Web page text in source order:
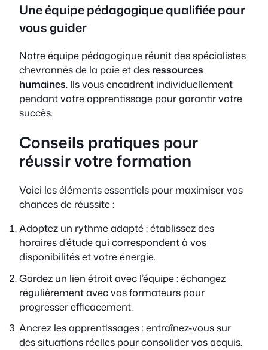
Une équipe pédagogique qualifiée pour
vous guider
Notre équipe pédagogique réunit des spécialistes
chevronnés de la paie et des ressources
humaines. Ils vous encadrent individuellement
pendant votre apprentissage pour garantir votre
succès.
Conseils pratiques pour
réussir votre formation
Voici les éléments essentiels pour maximiser vos
chances de réussite :
Adoptez un rythme adapté : établissez des
horaires d’étude qui correspondent à vos
disponibilités et votre énergie.
Gardez un lien étroit avec l’équipe : échangez
régulièrement avec vos formateurs pour
progresser efficacement.
Ancrez les apprentissages : entraînez-vous sur
des situations réelles pour consolider vos acquis.